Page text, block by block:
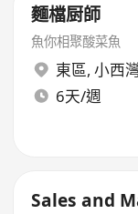
麵檔厨師
魚你相聚酸菜魚
東區, 小西
6天/週
Sales and